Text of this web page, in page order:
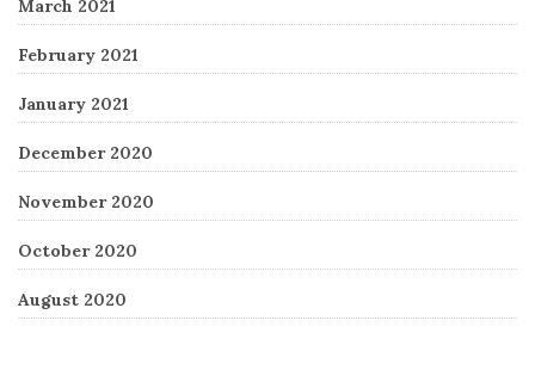
March 2021
February 2021
January 2021
December 2020
November 2020
October 2020
August 2020